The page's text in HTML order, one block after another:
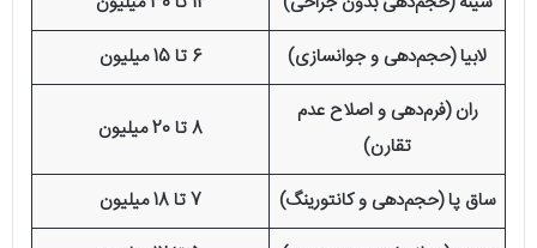
لابیا (حجم‌دهی و جوانسازی)
6 تا 15 میلیون
ران (فرم‌دهی و اصلاح عدم
تقارن)
8 تا 20 میلیون
ساق پا (حجم‌دهی و کانتورینگ)
7 تا 18 میلیون